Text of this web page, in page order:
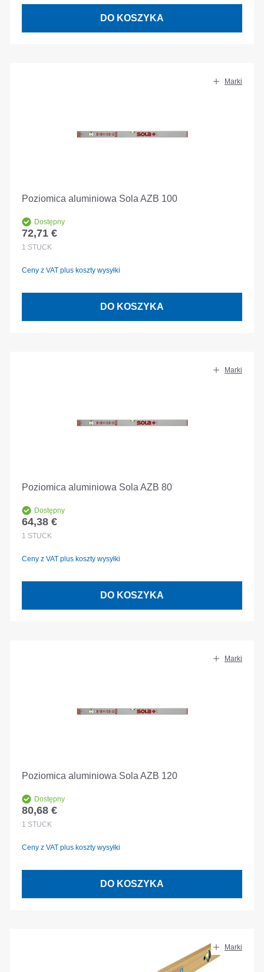
DO KOSZYKA
Marki
Poziomica aluminiowa Sola AZB 100
Dostępny
Cena regularna:
72,71 €
1 STÜCK
Ceny z VAT plus koszty wysyłki
DO KOSZYKA
Marki
Poziomica aluminiowa Sola AZB 80
Dostępny
Cena regularna:
64,38 €
1 STÜCK
Ceny z VAT plus koszty wysyłki
DO KOSZYKA
Marki
Poziomica aluminiowa Sola AZB 120
Dostępny
Cena regularna:
80,68 €
1 STÜCK
Ceny z VAT plus koszty wysyłki
DO KOSZYKA
Marki